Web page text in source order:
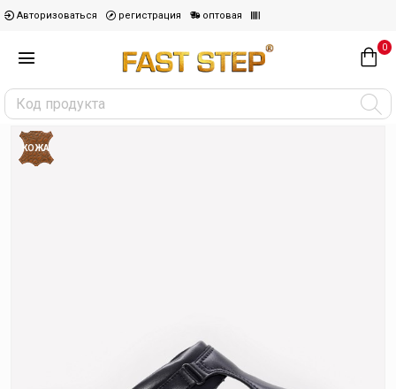
Авторизоваться регистрация оптовая
0
КОЖА